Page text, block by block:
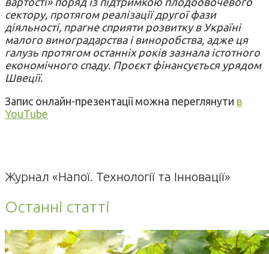
сектору, протягом реалізації другої фази
діяльності, прагне сприяти розвитку в Україні
малого виноградарства і виноробства, адже ця
галузь протягом останніх років зазнала істотного
економічного спаду. Проєкт фінансується урядом
Швеції.
Запис онлайн-презентації можна переглянути в
YouTube
Журнал «Напої. Технології та Інновації»
Останні статті